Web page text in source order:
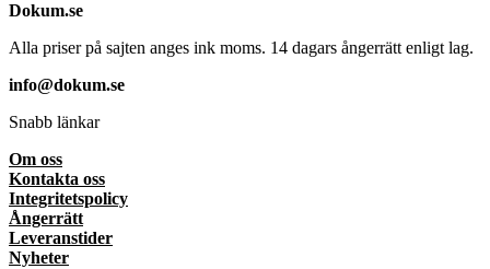
Dokum.se
Alla priser på sajten anges ink moms. 14 dagars ångerrätt enligt lag.
info@dokum.se
Snabb länkar
Om oss
Kontakta oss
Integritetspolicy
Ångerrätt
Leveranstider
Nyheter